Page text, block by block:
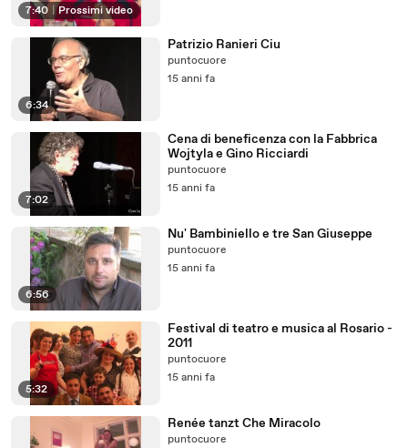
7:40 Prossimi video
6:34
Patrizio Ranieri Ciu
puntocuore
15 anni fa
7:02
Cena di beneficenza con la Fabbrica
Wojtyla e Gino Ricciardi
puntocuore
15 anni fa
6:56
Nu' Bambiniello e tre San Giuseppe
puntocuore
15 anni fa
5:32
Festival di teatro e musica al Rosario -
2011
puntocuore
15 anni fa
Renée tanzt Che Miracolo
puntocuore